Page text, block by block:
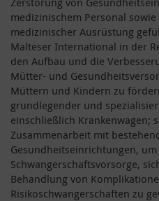
medizinischem Personal
medizinischer Ausrüstung
Malteser International in der
den Aufbau und die
Mütter- und
Müttern und Kindern zu
grundlegender und
einschließlich Krankenwagen;
Zusammenarbeit mit
Gesundheitseinrichtungen,
Schwangerschaftsvorsorge,
Behandlung von
Risikoschwangerschaften zu